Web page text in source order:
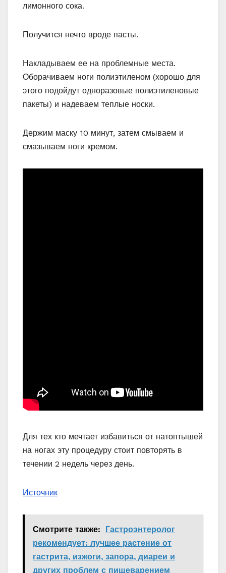
лимонного сока.
Получится нечто вроде пасты.
Накладываем ее на проблемные места.
Оборачиваем ноги полиэтиленом (хорошо для
этого подойдут одноразовые полиэтиленовые
пакеты) и надеваем теплые носки.
Держим маску 10 минут, затем смываем и
смазываем ноги кремом.
Для тех кто мечтает избавиться от натоптышей
на ногах эту процедуру стоит повторять в
течении 2 недель через день.
Источник
Смотрите также:
Гастроэнтеролог
рекомендует: лучшее растение от
гастрита, изжоги, запора, диареи и
других проблем с пищеварением